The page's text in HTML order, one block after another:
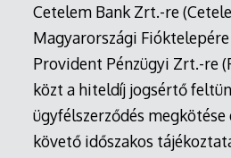
Cetelem Bank Zrt.-re
Magyarországi Fióktelepére
Provident Pénzügyi Zrt.-re
közt a hiteldíj jogsértő
ügyfélszerződés megkötése
követő időszakos